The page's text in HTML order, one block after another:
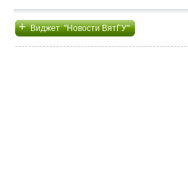
+Виджет "Новости ВятГУ"